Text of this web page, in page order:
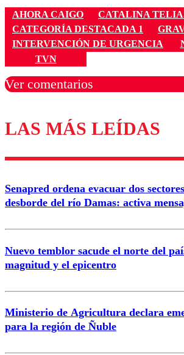
AHORA CAIGO
CATALINA
CATEGORÍA DESTACADA 1
INTERVENCIÓN DE URGENCIA
TVN
Ver comentarios
Los comentarios son moderados para
diálogo respetuoso.
Correo
LAS MÁS LEÍDAS
Senapred ordena evacuar dos
desborde del río Damas: activa
Nuevo temblor sacude el norte del
magnitud y el epicentro
Ministerio de Agricultura declara
para la región de Ñuble